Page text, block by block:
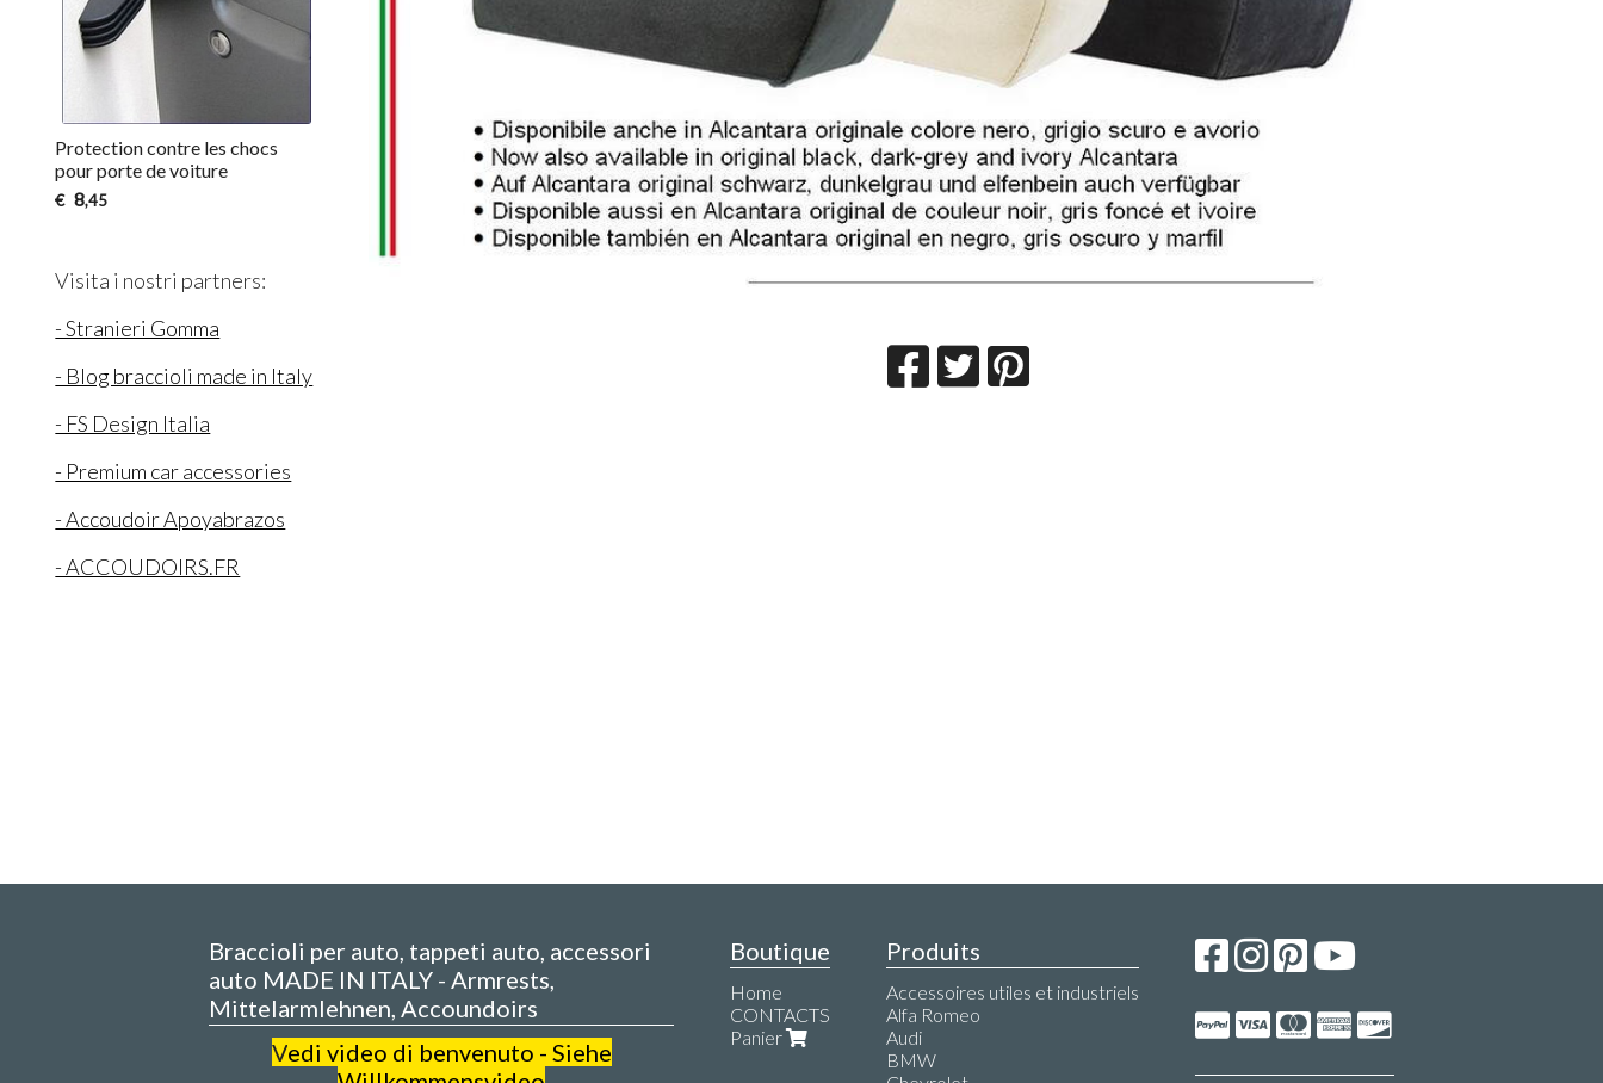
Protection contre les chocs
pour porte de voiture
€ 8,45
Visita i nostri partners:
- Stranieri Gomma
- Blog braccioli made in Italy
- FS Design Italia
- Premium car accessories
- Accoudoir Apoyabrazos
- ACCOUDOIRS.FR
Braccioli per auto, tappeti auto, accessori
auto MADE IN ITALY - Armrests,
Mittelarmlehnen, Accoundoirs
Vedi video di benvenuto - Siehe
Boutique
Home
CONTACTS
Panier
Produits
Accessoires utiles et industriels
Alfa Romeo
Audi
BMW